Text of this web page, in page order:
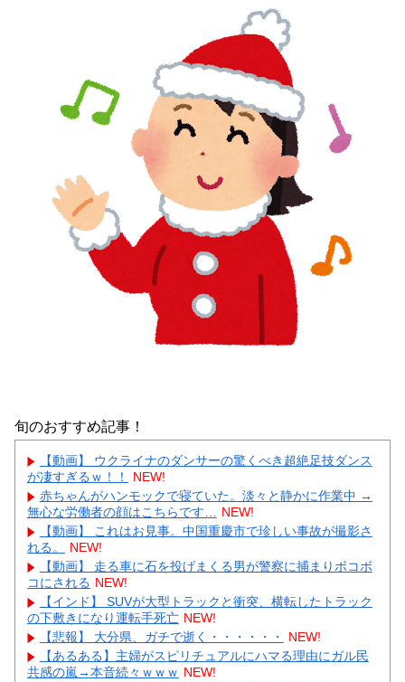
旬のおすすめ記事！
【動画】 ウクライナのダンサーの驚くべき超絶足技ダンス
が凄すぎるｗ！！
NEW!
赤ちゃんがハンモックで寝ていた。淡々と静かに作業中 →
無心な労働者の顔はこちらです…
NEW!
【動画】 これはお見事。中国重慶市で珍しい事故が撮影さ
れる。
NEW!
【動画】 走る車に石を投げまくる男が警察に捕まりボコボ
コにされる NEW!
【インド】 SUVが大型トラックと衝突、横転したトラック
の下敷きになり運転手死亡 NEW!
【悲報】 大分県、ガチで逝く・・・・・・
NEW!
【あるある】主婦がスピリチュアルにハマる理由にガル民
共感の嵐→本音続々ｗｗｗ NEW!